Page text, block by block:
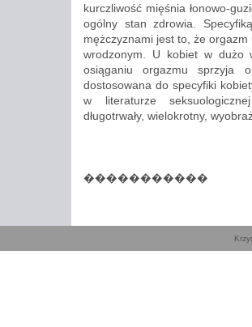
kurczliwość mięśnia łonowo-
ogólny stan zdrowia.
mężczyznami jest to, że
wrodzonym. U kobiet w dużo
osiąganiu orgazmu sprzyja
dostosowana do specyfiki
w literaturze
długotrwały, wielokrotny,
�����������